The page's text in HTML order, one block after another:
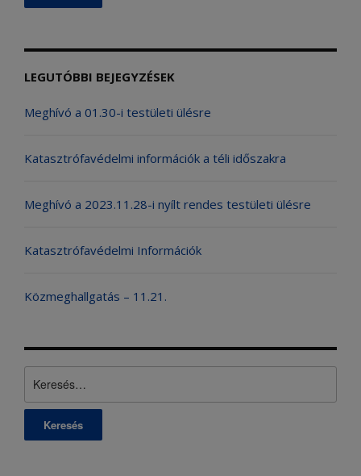
LEGUTÓBBI BEJEGYZÉSEK
Meghívó a 01.30-i testületi ülésre
Katasztrófavédelmi információk a téli időszakra
Meghívó a 2023.11.28-i nyílt rendes testületi ülésre
Katasztrófavédelmi Információk
Közmeghallgatás – 11.21.